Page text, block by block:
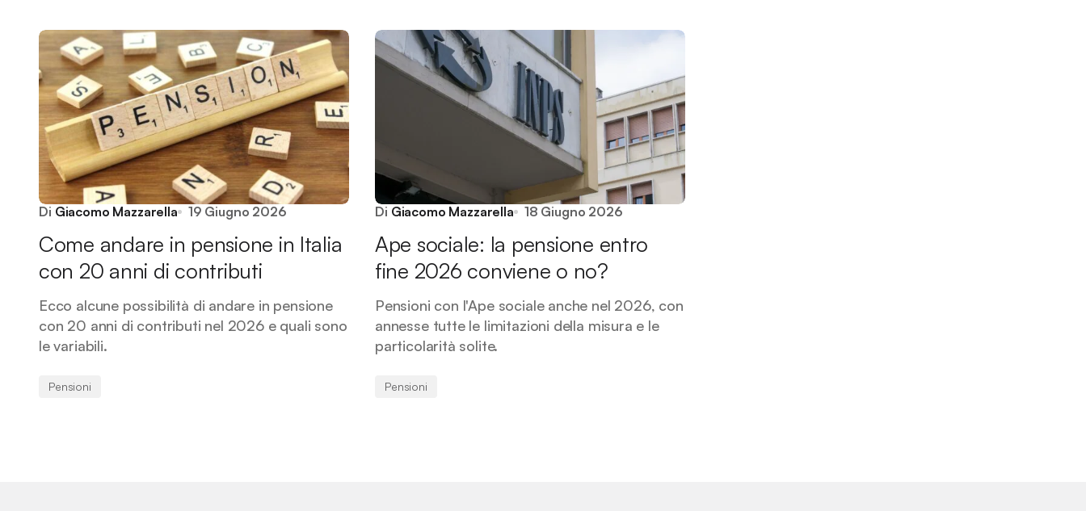
Di Giacomo Mazzarella 19 Giugno 2026
Come andare in pensione in Italia
con 20 anni di contributi
Ecco alcune possibilità di andare in pensione
con 20 anni di contributi nel 2026 e quali sono
le variabili.
Pensioni
Di Giacomo Mazzarella 18 Giugno 2026
Ape sociale: la pensione entro
fine 2026 conviene o no?
Pensioni con l'Ape sociale anche nel 2026, con
annesse tutte le limitazioni della misura e le
particolarità solite.
Pensioni